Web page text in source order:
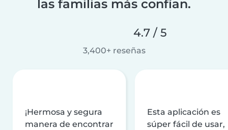
las familias más confían.
4.7 / 5
3,400+ reseñas
¡Hermosa y segura
manera de encontrar
Esta aplicación es
súper fácil de usar,